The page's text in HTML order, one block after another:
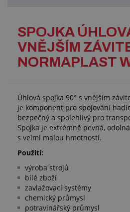
SPOJKA
VNĚJŠÍM
NORMAPLAST
Úhlová spojka 90° s vnějším
je komponent pro spojování
bezpečný a spolehlivý pro
Spojka je extrémně pevná,
s velmi malou hmotností.
Použití:
výroba strojů
bílé zboží
zavlažovací systémy
chemický průmysl
potravinářský průmysl